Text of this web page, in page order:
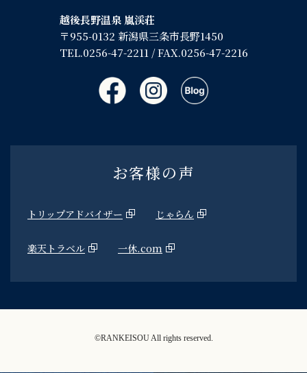
越後長野温泉 嵐渓荘
〒955-0132 新潟県三条市長野1450
TEL.0256-47-2211 / FAX.0256-47-2216
お客様の声
トリップアドバイザー じゃらん
楽天トラベル 一休.com
©RANKEISOU All rights reserved.